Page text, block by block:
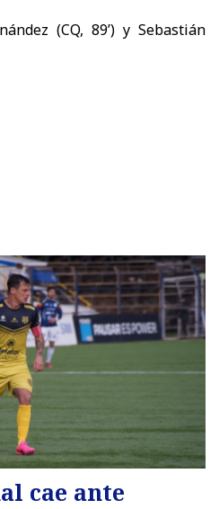
(CQ, 89’) y Sebastián
cae ante